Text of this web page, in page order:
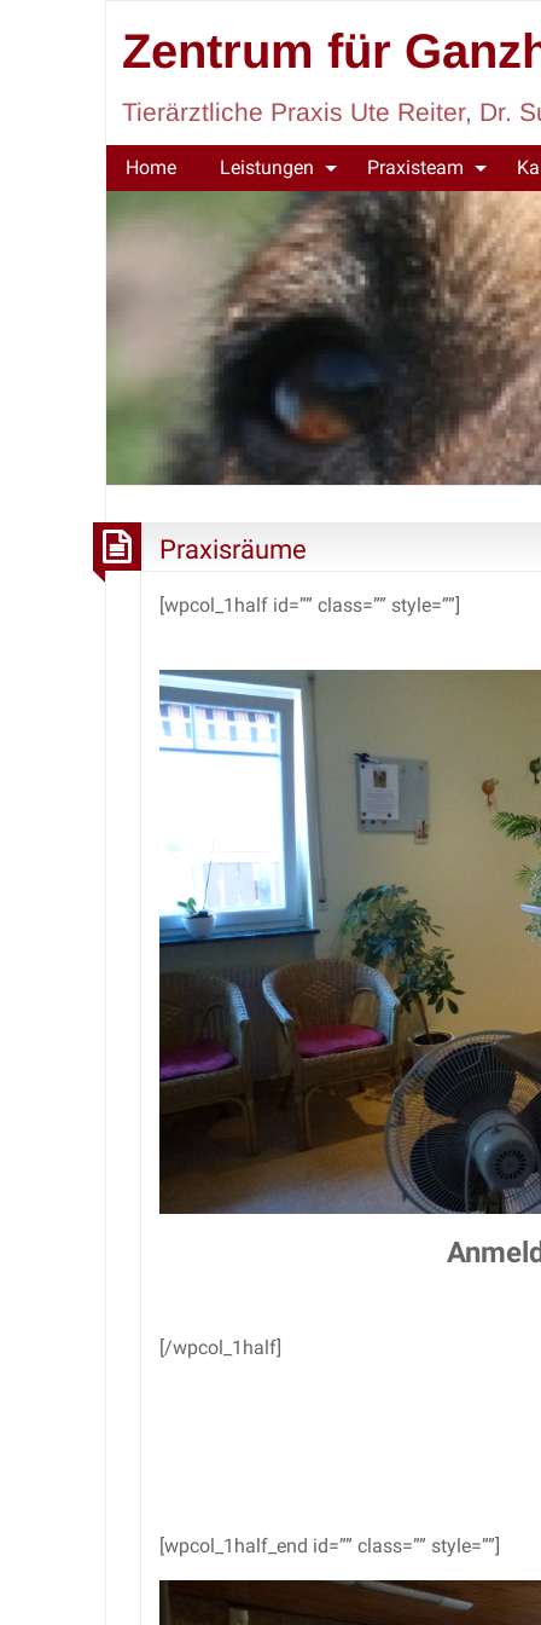
Zentrum für
Tierärztliche Praxis Ute Reiter, Dr.
Home Leistungen Praxisteam
Praxisräume
[wpcol_1half id=”” class=”” style=””]
[/wpcol_1half]
[wpcol_1half_end id=”” class=”” style=””]